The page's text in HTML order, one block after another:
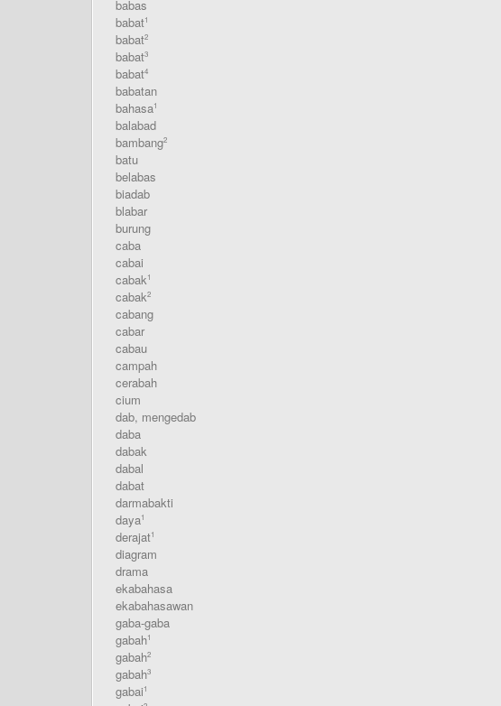
babas
babat1
babat2
babat3
babat4
babatan
bahasa1
balabad
bambang2
batu
belabas
biadab
blabar
burung
caba
cabai
cabak1
cabak2
cabang
cabar
cabau
campah
cerabah
cium
dab, mengedab
daba
dabak
dabal
dabat
darmabakti
daya1
derajat1
diagram
drama
ekabahasa
ekabahasawan
gaba-gaba
gabah1
gabah2
gabah3
gabai1